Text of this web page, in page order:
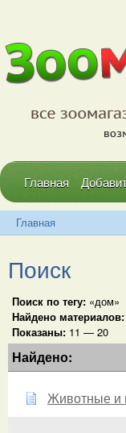
Главная
Главная
Поиск
Поиск по тегу: «дом»
Найдено материалов:
Показаны: 11 — 20
Найдено:
Животные и